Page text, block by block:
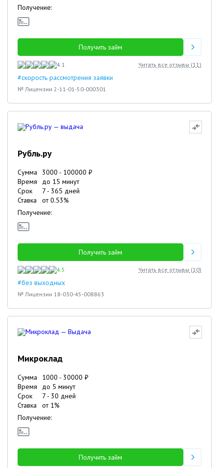
Получение:
Получить займ
4.1 Читать все отзывы (11)
#скорость рассмотрения заявки
№ Лицензии 2-11-01-50-000301
Рубль.ру
Сумма 3000 - 100000 ₽
Время
до 15 минут
Срок
7 - 365 дней
Ставка
от0.53%
Получение:
Получить займ
4.5 Читать все отзывы (10)
#без выходных
№ Лицензии 18-030-45-008863
Микроклад
Сумма 1000 - 30000 ₽
Время
до 5 минут
Срок
7 - 30 дней
Ставка
от 1%
Получение:
Получить займ